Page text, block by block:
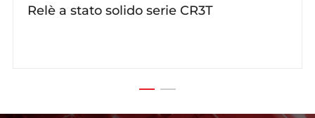
Relè a stato solido serie CR3T